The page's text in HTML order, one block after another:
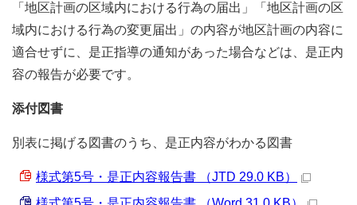
「地区計画の区域内における行為の届出」「地区計画の区
域内における行為の変更届出」の内容が地区計画の内容に
適合せずに、是正指導の通知があった場合などは、是正内
容の報告が必要です。
添付図書
別表に掲げる図書のうち、是正内容がわかる図書
様式第5号・是正内容報告書 （JTD 29.0 KB）